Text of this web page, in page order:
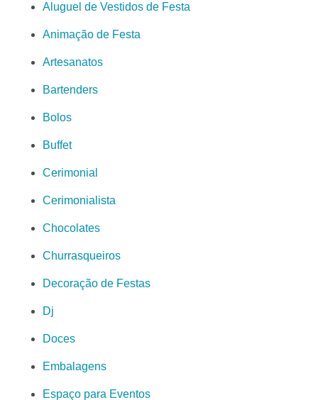
Aluguel de Vestidos de Festa
Animação de Festa
Artesanatos
Bartenders
Bolos
Buffet
Cerimonial
Cerimonialista
Chocolates
Churrasqueiros
Decoração de Festas
Dj
Doces
Embalagens
Espaço para Eventos